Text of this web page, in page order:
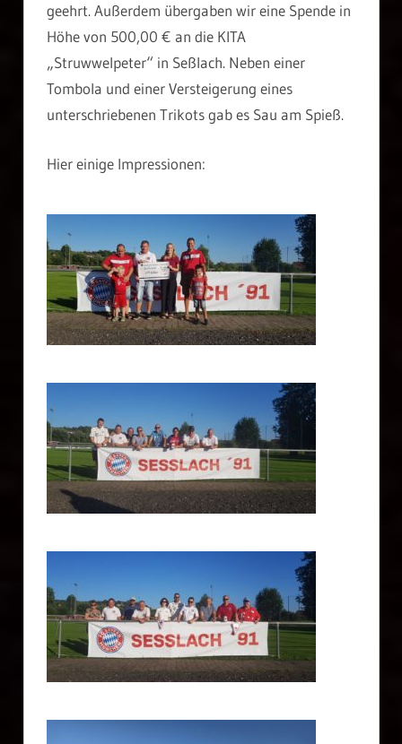
geehrt. Außerdem übergaben wir eine Spende in
Höhe von 500,00 € an die KITA
„Struwwelpeter“ in Seßlach. Neben einer
Tombola und einer Versteigerung eines
unterschriebenen Trikots gab es Sau am Spieß.
Hier einige Impressionen: